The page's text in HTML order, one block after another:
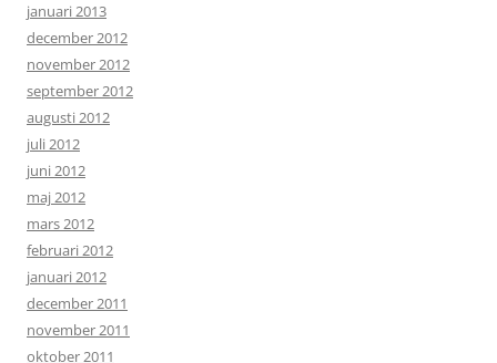
januari 2013
december 2012
november 2012
september 2012
augusti 2012
juli 2012
juni 2012
maj 2012
mars 2012
februari 2012
januari 2012
december 2011
november 2011
oktober 2011